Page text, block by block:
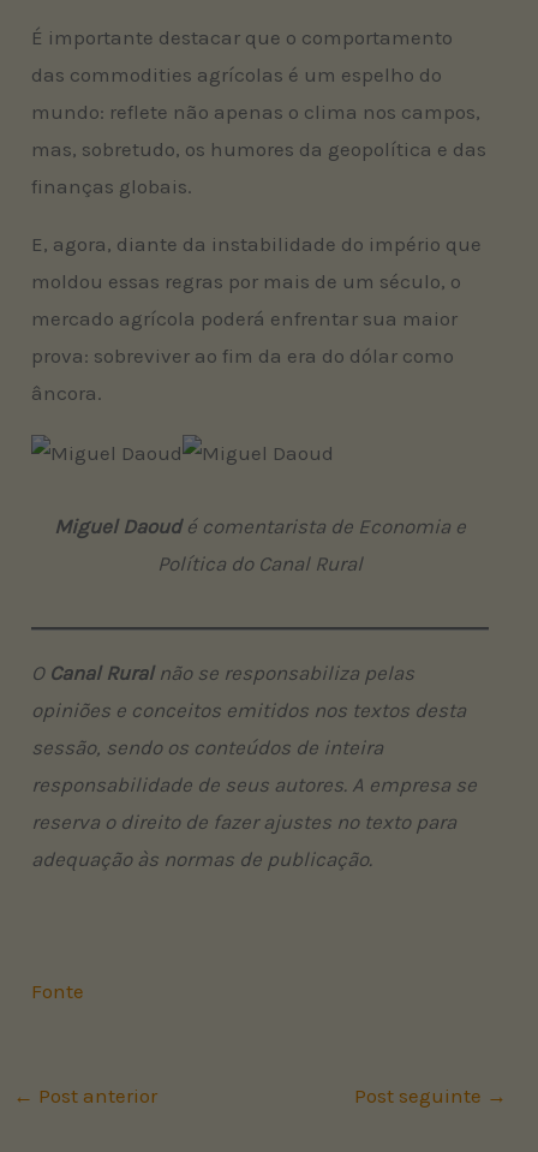
É importante destacar que o comportamento
das commodities agrícolas é um espelho do
mundo: reflete não apenas o clima nos campos,
mas, sobretudo, os humores da geopolítica e das
finanças globais.
E, agora, diante da instabilidade do império que
moldou essas regras por mais de um século, o
mercado agrícola poderá enfrentar sua maior
prova: sobreviver ao fim da era do dólar como
âncora.
Miguel Daoudé comentarista de Economia e
Política do Canal Rural
O Canal Ruralnão se responsabiliza pelas
opiniões e conceitos emitidos nos textos desta
sessão, sendo os conteúdos de inteira
responsabilidade de seus autores. A empresa se
reserva o direito de fazer ajustes no texto para
adequação às normas de publicação.
Fonte
← Post anterior Post seguinte →